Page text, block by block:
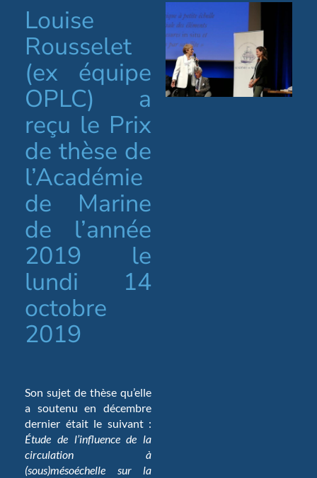
Louise
Rousselet
(ex équipe
OPLC) a
reçu le Prix
de thèse de
l’Académie
de Marine
de l’année
2019 le
lundi 14
octobre
2019
Son sujet de thèse qu’elle
a soutenu en décembre
dernier était le suivant :
Étude de l’influence de la
circulation à
(sous)mésoéchelle sur la